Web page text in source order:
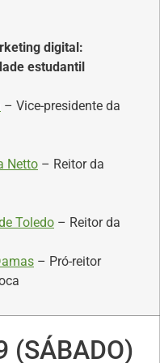
digital:
estudantil
– Vice-presidente da
Netto – Reitor da
Toledo – Reitor da
– Pró-reitor
(SÁBADO)